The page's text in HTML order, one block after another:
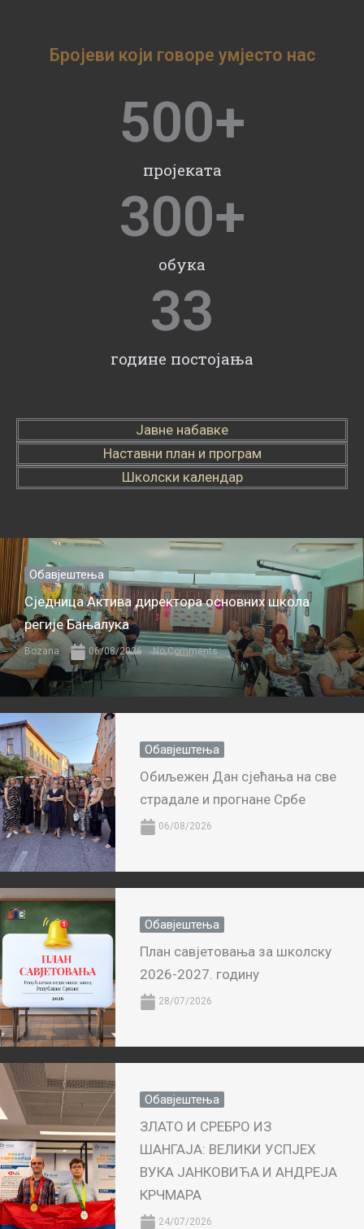
Бројеви који говоре умјесто нас
пројеката
500+
обука
300+
године постојања
33
Јавне набавке
Наставни план и програм
Школски календар
Обавјештења
Сједница Актива директора основних школа
регије Бањалука
Bozana 06/08/2026 No Comments
Обавјештења
Обиљежен Дан сјећања на све
страдале и прогнане Србе
06/08/2026
Обавјештења
План савјетовања за школску
2026-2027. годину
28/07/2026
Обавјештења
ЗЛАТО И СРЕБРО ИЗ
ШАНГАЈА: ВЕЛИКИ УСПЈЕХ
ВУКА ЈАНКОВИЋА И АНДРЕЈА
КРЧМАРА
24/07/2026